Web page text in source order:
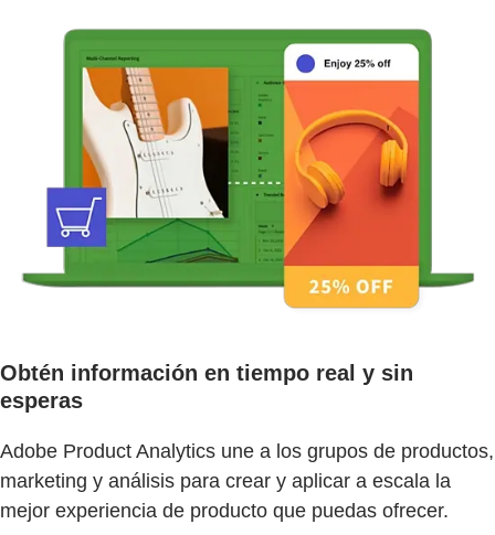
Obtén información en tiempo real y sin
esperas
Adobe Product Analytics une a los grupos de productos,
marketing y análisis para crear y aplicar a escala la
mejor experiencia de producto que puedas ofrecer.